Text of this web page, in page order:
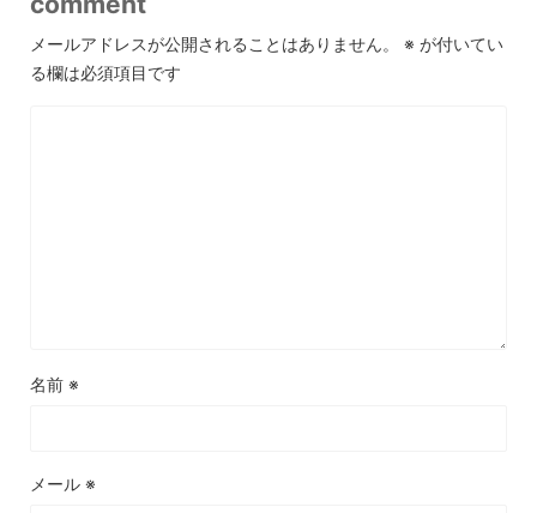
メールアドレスが公開されることはありません。 ※ が付いてい
る欄は必須項目です
名前 ※
メール ※